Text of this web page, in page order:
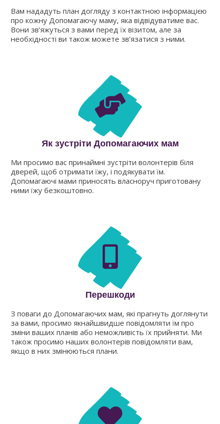
Вам нададуть план догляду з контактною інформацією
про кожну Допомагаючу маму, яка відвідуватиме вас.
Вони зв’яжуться з вами перед їх візитом, але за
необхідності ви також можете зв’язатися з ними.
Як зустріти Допомагаючих мам
Ми просимо вас принаймні зустріти волонтерів біля
дверей, щоб отримати їжу, і подякувати їм.
Допомагаючі мами приносять власноруч приготовану
ними їжу безкоштовно.
Перешкоди
З поваги до Допомагаючих мам, які прагнуть доглянути
за вами, просимо якнайшвидше повідомляти їм про
зміни ваших планів або неможливість їх прийняти. Ми
також просимо наших волонтерів повідомляти вам,
якщо в них змінюються плани.